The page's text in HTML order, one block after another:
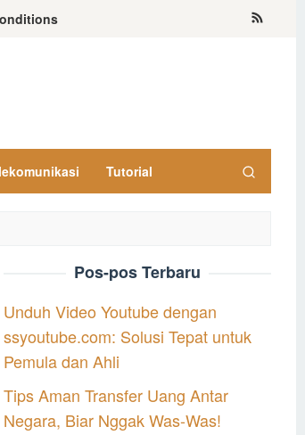
Tutorial
Pos-pos Terbaru
Unduh Video Youtube dengan
ssyoutube.com: Solusi Tepat untuk
Pemula dan Ahli
Tips Aman Transfer Uang Antar
Negara, Biar Nggak Was-Was!